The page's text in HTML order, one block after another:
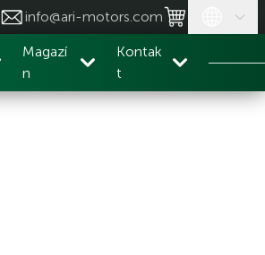
info@ari-motors.com
Magazí
n
Kontak
t